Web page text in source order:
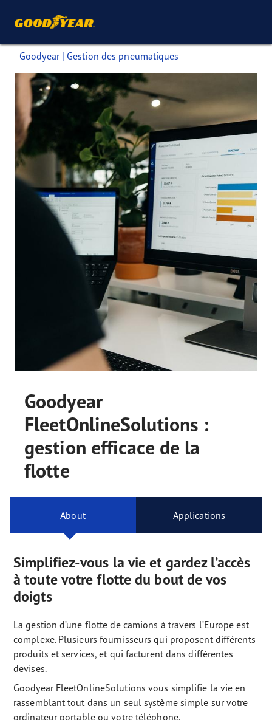
Goodyear | Gestion des pneumatiques
Goodyear
FleetOnlineSolutions :
gestion efficace de la
flotte
About Applications
Simplifiez-vous la vie et gardez l’accès
à toute votre flotte du bout de vos
doigts
La gestion d’une flotte de camions à travers l’Europe est
complexe. Plusieurs fournisseurs qui proposent différents
produits et services, et qui facturent dans différentes
devises.
Goodyear FleetOnlineSolutions vous simplifie la vie en
rassemblant tout dans un seul système simple sur votre
ordinateur portable ou votre téléphone.